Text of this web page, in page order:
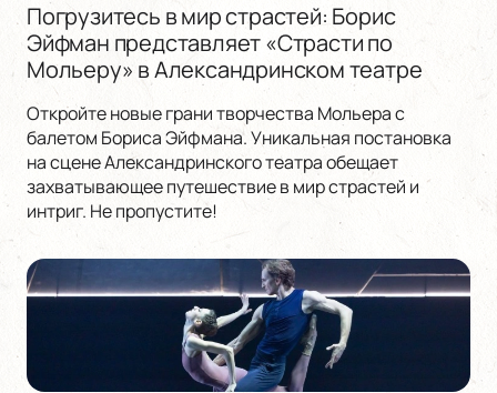
Погрузитесь в мир страстей: Борис
Эйфман представляет «Страсти по
Мольеру» в Александринском театре
Откройте новые грани творчества Мольера с
балетом Бориса Эйфмана. Уникальная постановка
на сцене Александринского театра обещает
захватывающее путешествие в мир страстей и
интриг. Не пропустите!